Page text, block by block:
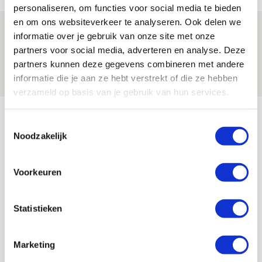
personaliseren, om functies voor social media te bieden
en om ons websiteverkeer te analyseren. Ook delen we
informatie over je gebruik van onze site met onze
partners voor social media, adverteren en analyse. Deze
partners kunnen deze gegevens combineren met andere
informatie die je aan ze hebt verstrekt of die ze hebben
verzameld op basis van je gebruik van hun services.
Noodzakelijk
Voorkeuren
Statistieken
Marketing
Spelen bij Jong Ajax of Ajax 1? Dat
maakt Abdalla ‘geen reet’ uit
08 AUGUSTUS 2026 - 10:04
NIEUWS
Bekijk meer
AGENDA
23
Selectiedag ballenjongens/-meiden
11